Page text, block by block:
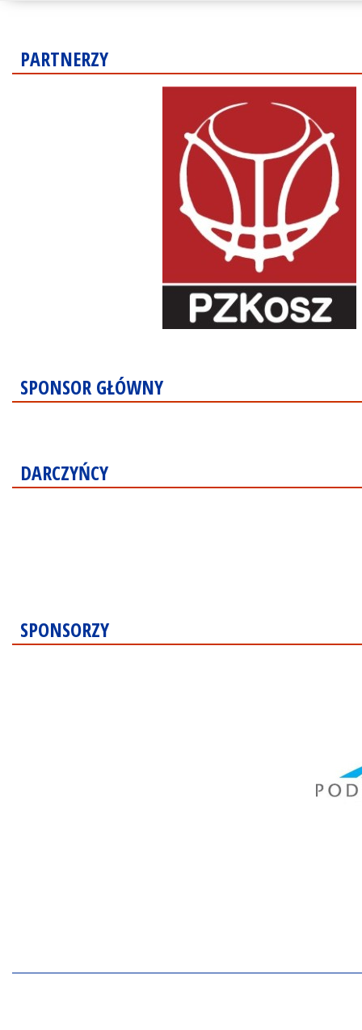
PARTNERZY
SPONSOR GŁÓWNY
DARCZYŃCY
SPONSORZY